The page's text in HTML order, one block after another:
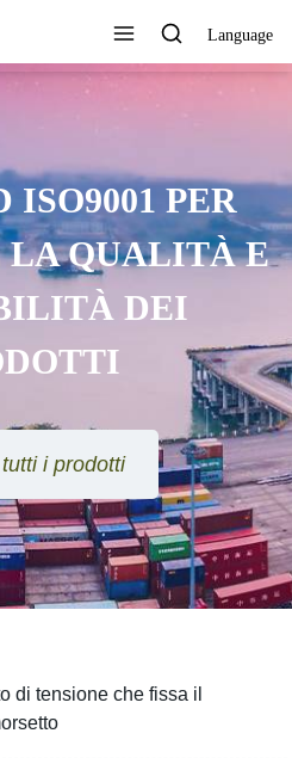
Language
ISO9001 PER
LA QUALITÀ E
DEI
i prodotti
di tensione che fissa il